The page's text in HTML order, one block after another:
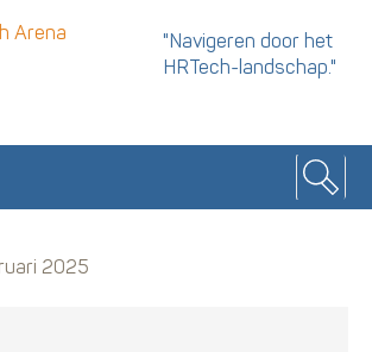
"Navigeren door het
HRTech-landschap."
2025